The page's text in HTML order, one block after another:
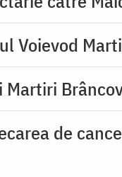
Voievod
Martiri
de